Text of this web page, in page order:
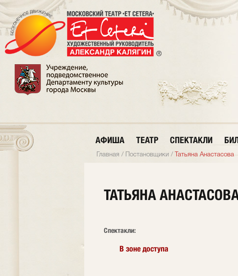
АФИША ТЕАТР СПЕКТАКЛИ
Главная / Постановщики / Татьяна Анастасова
ТАТЬЯНА
Cпектакли:
В зоне доступа